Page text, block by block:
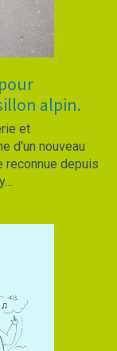
pour
alpin.
et
d'un nouveau
reconnue depuis